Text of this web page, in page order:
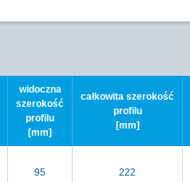
widoczna
szerokość
profilu
[mm]
całkowita szerokość
profilu
[mm]
95 222